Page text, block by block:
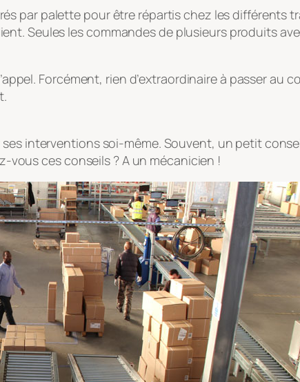
par palette pour être répartis chez les différents
Seules les commandes de plusieurs produits
Forcément, rien d’extraordinaire à passer au
interventions soi-même. Souvent, un petit
vous ces conseils ? A un mécanicien !